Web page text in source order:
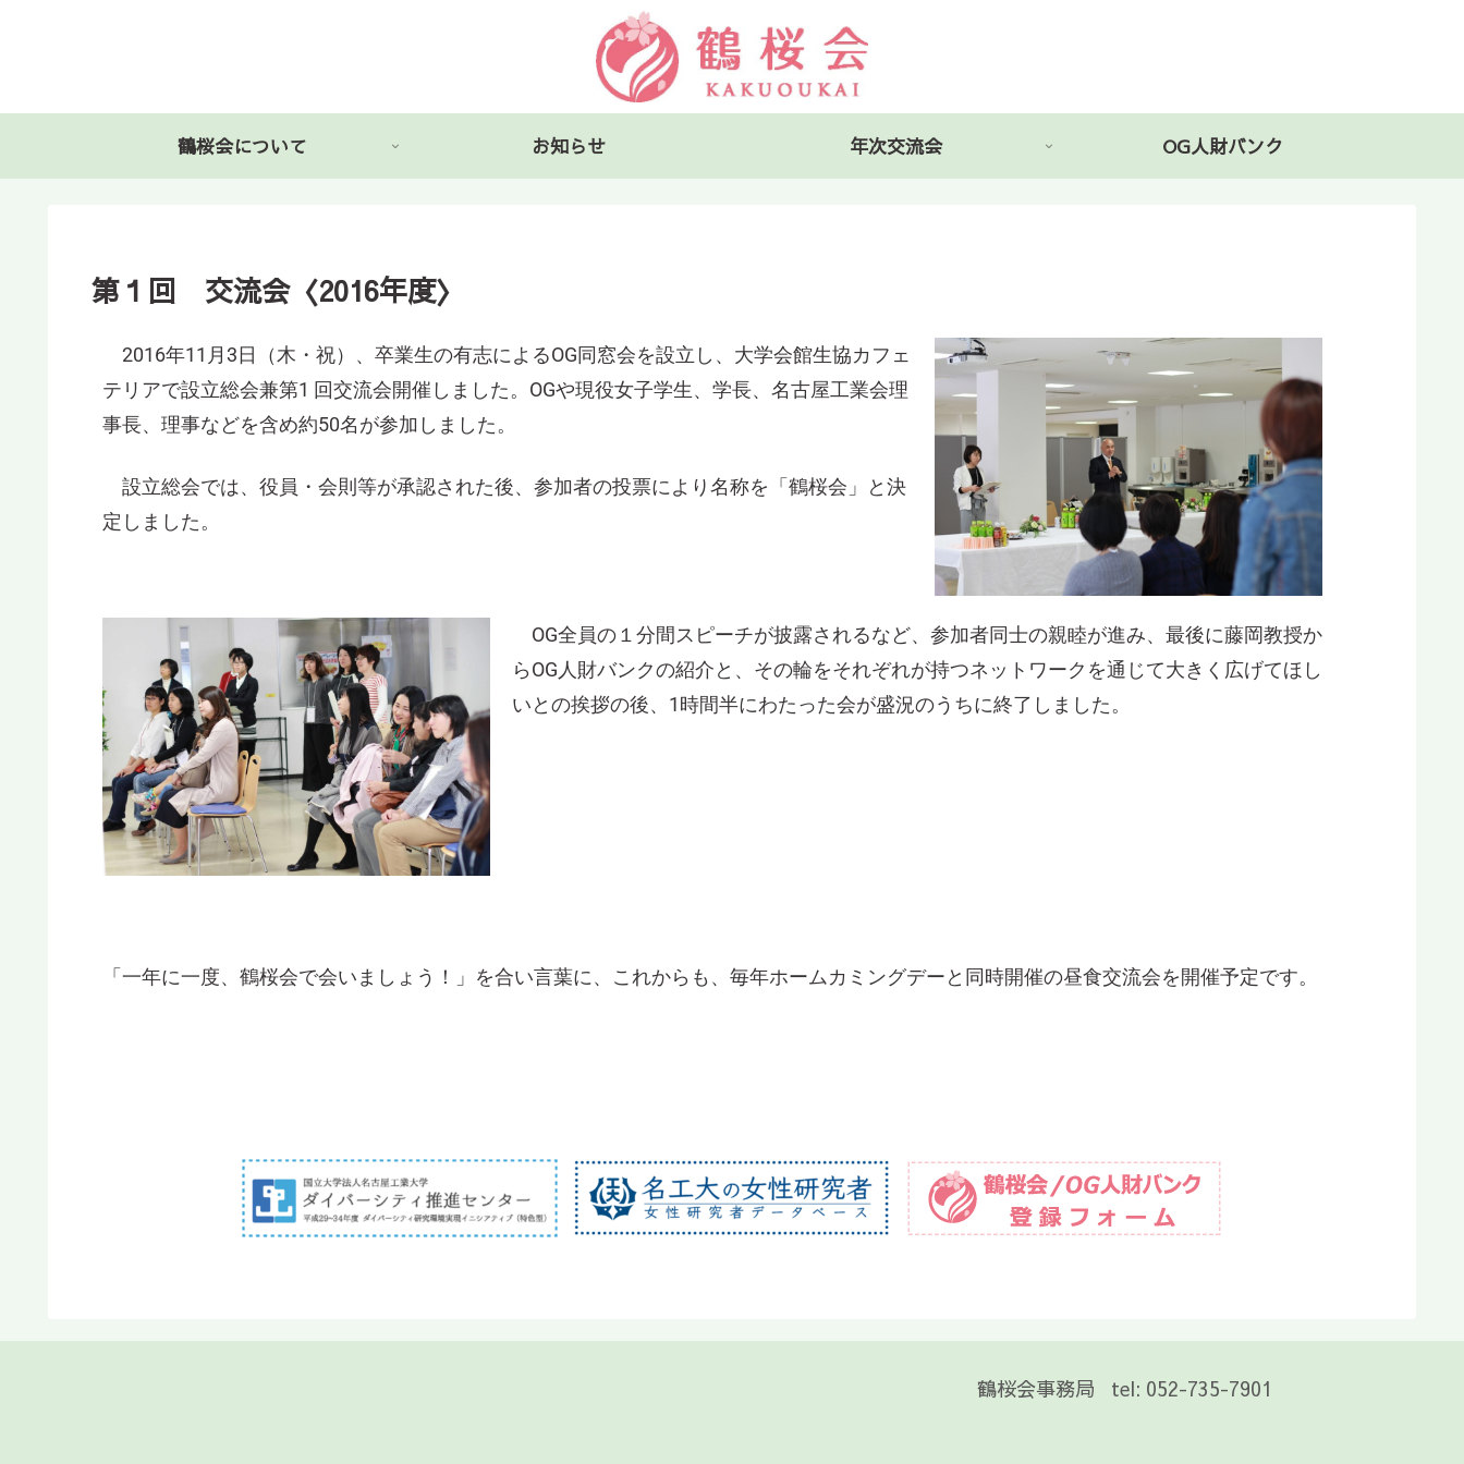
鶴桜会について お知らせ 年次交流会 OG人財バンク
第１回 交流会〈2016年度〉
2016年11月3日（木・祝）、卒業生の有志によるOG同窓会を設立し、大学会館生協カフェ
テリアで設立総会兼第1 回交流会開催しました。OGや現役女子学生、学長、名古屋工業会理
事長、理事などを含め約50名が参加しました。
設立総会では、役員・会則等が承認された後、参加者の投票により名称を「鶴桜会」と決
定しました。
OG全員の１分間スピーチが披露されるなど、参加者同士の親睦が進み、最後に藤岡教授か
らOG人財バンクの紹介と、その輪をそれぞれが持つネットワークを通じて大きく広げてほし
いとの挨拶の後、1時間半にわたった会が盛況のうちに終了しました。
「一年に一度、鶴桜会で会いましょう！」を合い言葉に、これからも、毎年ホームカミングデーと同時開催の昼食交流会を開催予定です。
鶴桜会事務局 tel: 052-735-7901